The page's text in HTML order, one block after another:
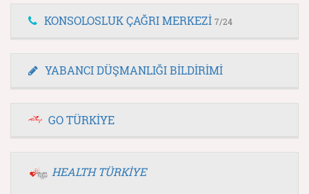
KONSOLOSLUK ÇAĞRI MERKEZİ 7/24
YABANCI DÜŞMANLIĞI BİLDİRİMİ
GO TÜRKİYE
HEALTH TÜRKİYE